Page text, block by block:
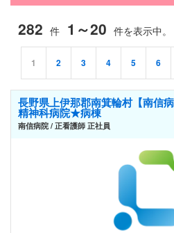
282 件 1～20 件を表示中。
1 2 3 4 5 6
長野県上伊那郡南箕輪村【南信
精神科病院★病棟
南信病院 / 正看護師 正社員